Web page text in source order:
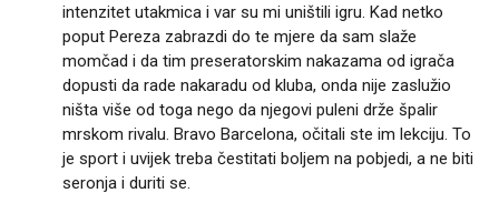
intenzitet utakmica i var su mi uništili igru. Kad netko
poput Pereza zabrazdi do te mjere da sam slaže
momčad i da tim preseratorskim nakazama od igrača
dopusti da rade nakaradu od kluba, onda nije zaslužio
ništa više od toga nego da njegovi puleni drže špalir
mrskom rivalu. Bravo Barcelona, očitali ste im lekciju. To
je sport i uvijek treba čestitati boljem na pobjedi, a ne biti
seronja i duriti se.